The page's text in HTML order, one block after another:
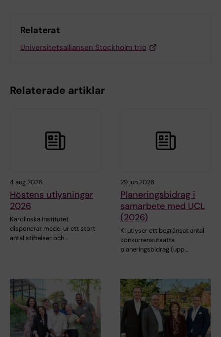
Relaterat
Universitetsalliansen Stockholm trio
Relaterade artiklar
4 aug 2026
Höstens utlysningar
2026
Karolinska Institutet
disponerar medel ur ett stort
antal stiftelser och…
29 jun 2026
Planeringsbidrag i
samarbete med UCL
(2026)
KI utlyser ett begränsat antal
konkurrensutsatta
planeringsbidrag (upp…